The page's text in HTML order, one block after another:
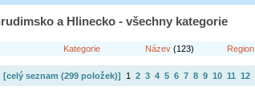
a Hlinecko - všechny kategorie
Kategorie Název(123) Region
[celý seznam (299 položek)] 1 2 3 4 5 6 7 8 9 10 11 12